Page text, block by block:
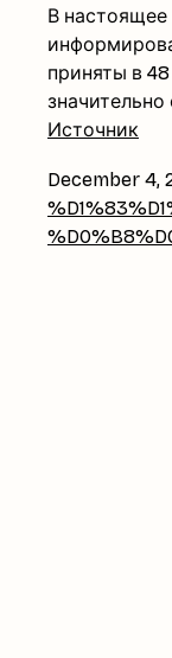
В
приняты в
значительно
Источник
December 4,